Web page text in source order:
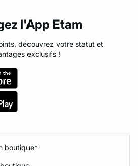
l'App Etam
découvrez votre statut et
exclusifs !
boutique*